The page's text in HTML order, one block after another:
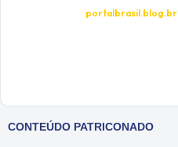
portalbrasil.blog.br